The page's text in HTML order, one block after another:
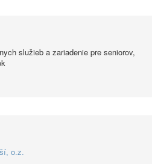
služieb a zariadenie pre seniorov,
o.z.